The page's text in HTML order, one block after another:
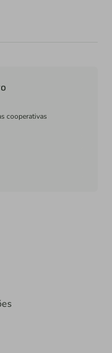
cooperativas